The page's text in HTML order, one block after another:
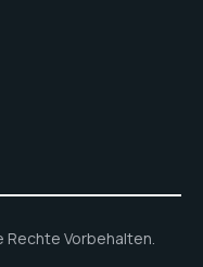
Rechte Vorbehalten.